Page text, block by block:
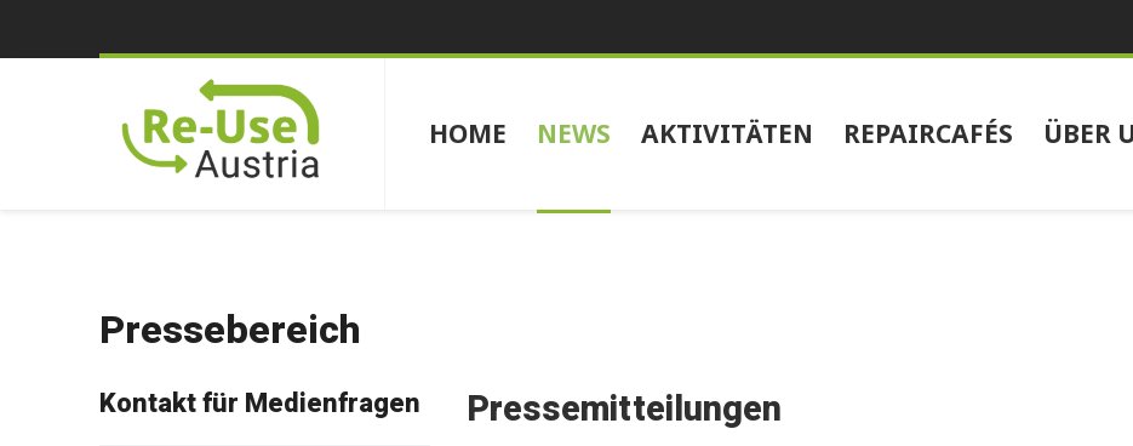
HOME NEWS AKTIVITÄTEN REPAIRCAFÉS ÜBER
Pressebereich
Kontakt für Medienfragen Pressemitteilungen